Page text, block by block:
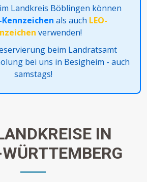
im Landkreis Böblingen können
Kennzeichen als auch LEO-
verwenden!
beim Landratsamt
bei uns in Besigheim - auch
samstags!
IN